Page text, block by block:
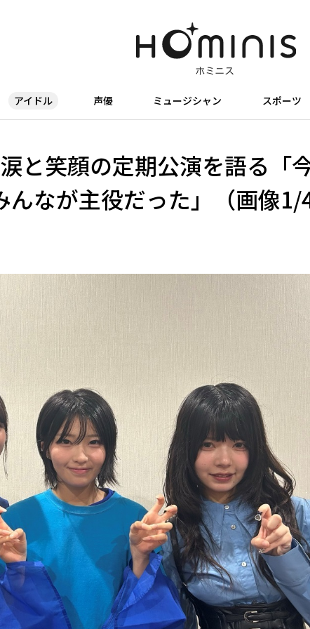
アイドル 声優 ミュージシャン スポーツ
と笑顔の定期公演を語る「
んなが主役だった」（画像1/4